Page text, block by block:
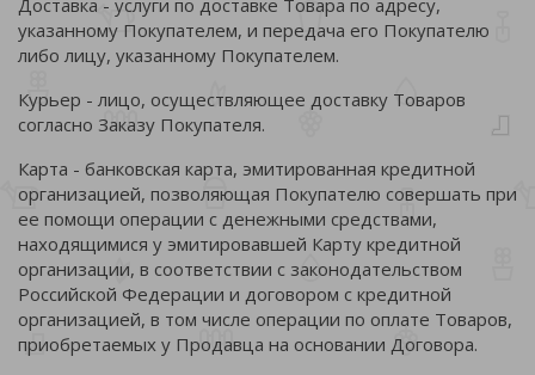
Доставка - услуги по доставке Товара по адресу,
указанному Покупателем, и передача его Покупателю
либо лицу, указанному Покупателем.
Курьер - лицо, осуществляющее доставку Товаров
согласно Заказу Покупателя.
Карта - банковская карта, эмитированная кредитной
организацией, позволяющая Покупателю совершать при
ее помощи операции с денежными средствами,
находящимися у эмитировавшей Карту кредитной
организации, в соответствии с законодательством
Российской Федерации и договором с кредитной
организацией, в том числе операции по оплате Товаров,
приобретаемых у Продавца на основании Договора.